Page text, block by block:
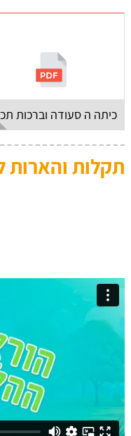
כיתה ה סעודה וברכות
תקלות והארות